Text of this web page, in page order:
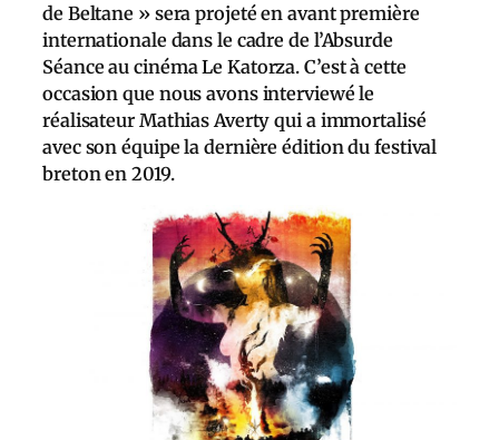
de Beltane » sera projeté en avant première
internationale dans le cadre de l’Absurde
Séance au cinéma Le Katorza. C’est à cette
occasion que nous avons interviewé le
réalisateur Mathias Averty qui a immortalisé
avec son équipe la dernière édition du festival
breton en 2019.